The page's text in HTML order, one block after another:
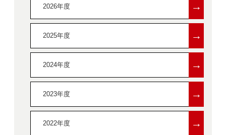
2026年度 →
2025年度 →
2024年度 →
2023年度 →
2022年度 →